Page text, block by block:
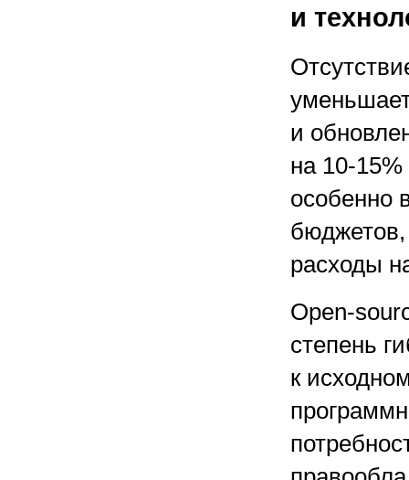
и
и
на 10-15%
особенно
бюджетов,
расходы
Open-
степень
к